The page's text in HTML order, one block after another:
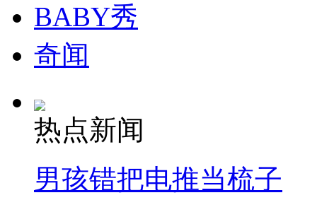
外交部：有关国家言论片面不公正
走！跟着总书记去植树
BABY秀
奇闻
热点新闻
男孩错把电推当梳子